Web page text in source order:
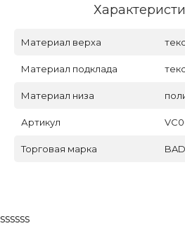
Материал верха
Материал подклада
Материал низа
Артикул
Торговая марка
ssssss